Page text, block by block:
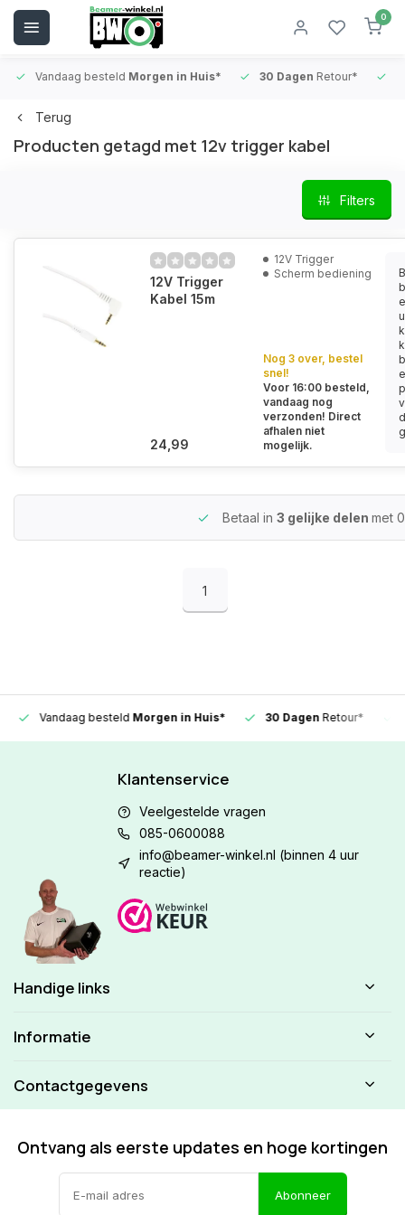
0
Vandaag besteld Morgen in Huis* 30 Dagen Retour*
Terug
Producten getagd met 12v trigger kabel
Filters
12V Trigger
Kabel 15m
24,99
12V Trigger
Scherm bediening
Nog 3 over, bestel
snel!
Voor 16:00 besteld,
vandaag nog
verzonden! Direct
afhalen niet
mogelijk.
Betaal in 3 gelijke delen met
1
Vandaag besteldMorgen in Huis* 30 DagenRetour*
Klantenservice
Veelgestelde vragen
085-0600088
info@beamer-winkel.nl (binnen 4 uur
reactie)
Handige links
Informatie
Contactgegevens
Ontvang als eerste updates en hoge kortingen
Abonneer